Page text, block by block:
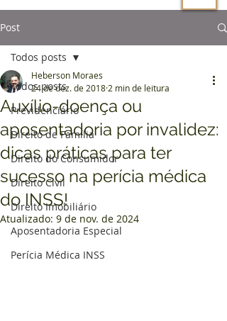
Post
Todos posts
Previdenciário
Direito de Família
Direito do Consumidor
Direito Civil
Direito Imobiliário
Aposentadoria Especial
Perícia Médica INSS
Todos posts
Auxílio-doença ou
aposentadoria por invalidez:
dicas práticas para ter
sucesso na perícia médica
do INSS!
Heberson Moraes
24 de dez. de 2018 2 min de leitura
Atualizado: 9 de nov. de 2024